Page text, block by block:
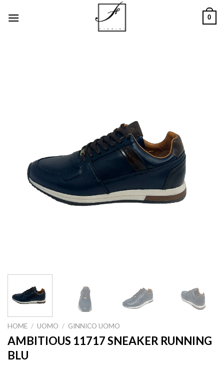
0
HOME / UOMO / GINNICO UOMO
AMBITIOUS 11717 SNEAKER RUNNING
BLU